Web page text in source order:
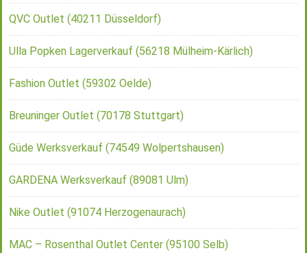
QVC Outlet (40211 Düsseldorf)
Ulla Popken Lagerverkauf (56218 Mülheim-Kärlich)
Fashion Outlet (59302 Oelde)
Breuninger Outlet (70178 Stuttgart)
Güde Werksverkauf (74549 Wolpertshausen)
GARDENA Werksverkauf (89081 Ulm)
Nike Outlet (91074 Herzogenaurach)
MAC – Rosenthal Outlet Center (95100 Selb)